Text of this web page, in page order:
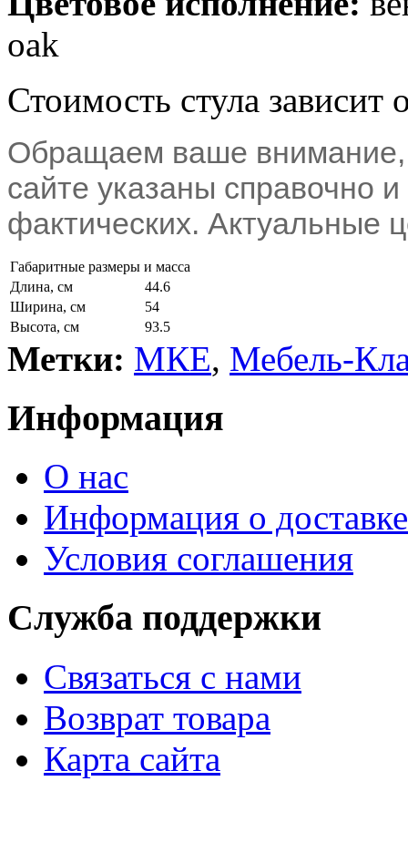
oak
Стоимость стула зависит
Обращаем ваше внимание,
сайте указаны справочно и
фактических. Актуальные
Габаритные размеры и масса
Длина, см
44.6
Ширина, см
54
Высота, см
93.5
Метки: МКЕ, Мебель-
Информация
О нас
Информация о доставке
Условия соглашения
Служба поддержки
Связаться с нами
Возврат товара
Карта сайта